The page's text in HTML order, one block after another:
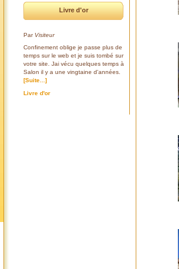
Livre d'or
Par Visiteur
Confinement oblige je passe plus de
temps sur le web et je suis tombé sur
votre site. Jai vécu quelques temps à
Salon il y a une vingtaine d'années.
[Suite...]
Livre d'or